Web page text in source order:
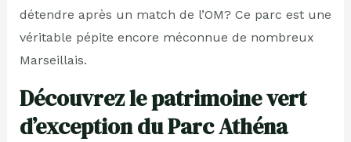
détendre après un match de l’OM? Ce parc est une
véritable pépite encore méconnue de nombreux
Marseillais.
Découvrez le patrimoine vert
d’exception du Parc Athéna